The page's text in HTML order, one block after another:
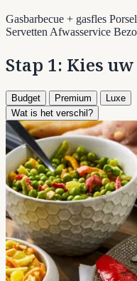
Gasbarbecue + gasfles
ServettenAfwasservice
Stap 1: Kies
Budget Premium
Luxe
Wat is het verschil?